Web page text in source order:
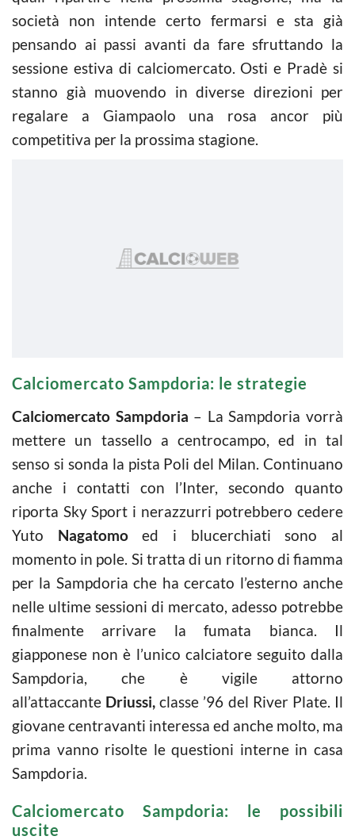
società non intende certo fermarsi e sta già
pensando ai passi avanti da fare sfruttando la
sessione estiva di calciomercato. Osti e Pradè si
stanno già muovendo in diverse direzioni per
regalare a Giampaolo una rosa ancor più
competitiva per la prossima stagione.
Calciomercato Sampdoria: le strategie
Calciomercato Sampdoria – La Sampdoria vorrà
mettere un tassello a centrocampo, ed in tal
senso si sonda la pista Poli del Milan. Continuano
anche i contatti con l’Inter, secondo quanto
riporta Sky Sport i nerazzurri potrebbero cedere
Yuto Nagatomoed i blucerchiati sono al
momento in pole. Si tratta di un ritorno di fiamma
per la Sampdoria che ha cercato l’esterno anche
nelle ultime sessioni di mercato, adesso potrebbe
finalmente arrivare la fumata bianca. Il
giapponese non è l’unico calciatore seguito dalla
Sampdoria, che è vigile attorno
all’attaccante Driussi, classe ’96 del River Plate. Il
giovane centravanti interessa ed anche molto, ma
prima vanno risolte le questioni interne in casa
Sampdoria.
Calciomercato Sampdoria: le possibili
uscite